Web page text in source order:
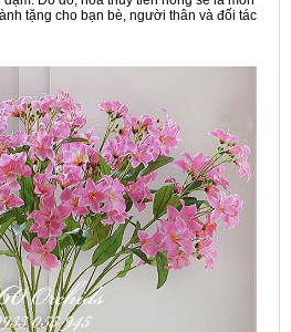
tặng cho bạn bè, người thân và đối tác